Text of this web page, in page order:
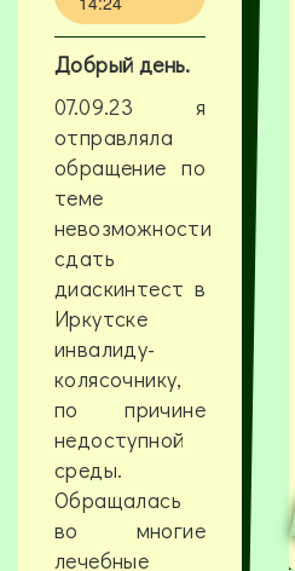
Добрый день.
07.09.23 я
отправляла
обращение по
теме
невозможности
сдать
диаскинтест в
Иркутске
инвалиду-
колясочнику,
по причине
недоступной
среды.
Обращалась
во многие
лечебные